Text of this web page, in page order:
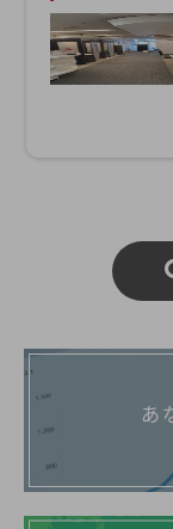
あ